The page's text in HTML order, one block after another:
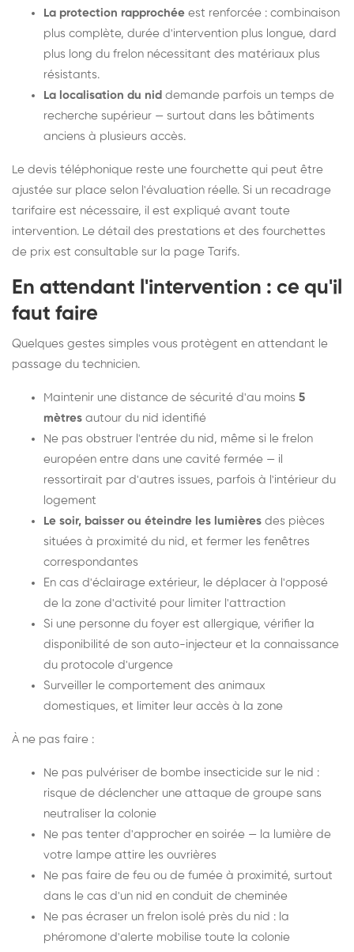
La protection rapprochée est renforcée : combinaison
plus complète, durée d'intervention plus longue, dard
plus long du frelon nécessitant des matériaux plus
résistants.
La localisation du nid demande parfois un temps de
recherche supérieur — surtout dans les bâtiments
anciens à plusieurs accès.
Le devis téléphonique reste une fourchette qui peut être
ajustée sur place selon l'évaluation réelle. Si un recadrage
tarifaire est nécessaire, il est expliqué avant toute
intervention. Le détail des prestations et des fourchettes
de prix est consultable sur la page Tarifs.
En attendant l'intervention : ce qu'il
faut faire
Quelques gestes simples vous protègent en attendant le
passage du technicien.
Maintenir une distance de sécurité d'au moins 5
mètres autour du nid identifié
Ne pas obstruer l'entrée du nid, même si le frelon
européen entre dans une cavité fermée — il
ressortirait par d'autres issues, parfois à l'intérieur du
logement
Le soir, baisser ou éteindre les lumières des pièces
situées à proximité du nid, et fermer les fenêtres
correspondantes
En cas d'éclairage extérieur, le déplacer à l'opposé
de la zone d'activité pour limiter l'attraction
Si une personne du foyer est allergique, vérifier la
disponibilité de son auto-injecteur et la connaissance
du protocole d'urgence
Surveiller le comportement des animaux
domestiques, et limiter leur accès à la zone
À ne pas faire :
Ne pas pulvériser de bombe insecticide sur le nid :
risque de déclencher une attaque de groupe sans
neutraliser la colonie
Ne pas tenter d'approcher en soirée — la lumière de
votre lampe attire les ouvrières
Ne pas faire de feu ou de fumée à proximité, surtout
dans le cas d'un nid en conduit de cheminée
Ne pas écraser un frelon isolé près du nid : la
phéromone d'alerte mobilise toute la colonie